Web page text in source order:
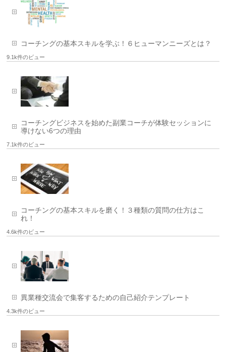
コーチングの基本スキルを学ぶ！６ヒューマンニーズとは？
9.1k件のビュー
コーチングビジネスを始めた副業コーチが体験セッションに
導けない6つの理由
7.1k件のビュー
コーチングの基本スキルを磨く！３種類の質問の仕方はこ
れ！
4.6k件のビュー
異業種交流会で集客するための自己紹介テンプレート
4.3k件のビュー